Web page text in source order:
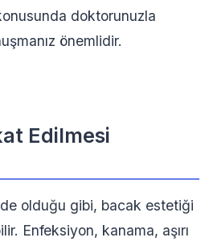
doktorunuzla
önemlidir.
Edilmesi
olduğu gibi, bacak estetiği
Enfeksiyon, kanama, aşırı